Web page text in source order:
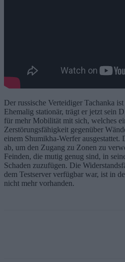
Der russische Verteidiger Tachanka
Ehemalig stationär, trägt er jetzt sein
für mehr Mobilität mit sich, welches
Zerstörungsfähigkeit gegenüber
einem Shumikha-Werfer ausgestattet.
ab, um den Zugang zu Zonen zu
Feinden, die mutig genug sind, in
Schaden zuzufügen. Die
dem Testserver verfügbar war, ist in
nicht mehr vorhanden.